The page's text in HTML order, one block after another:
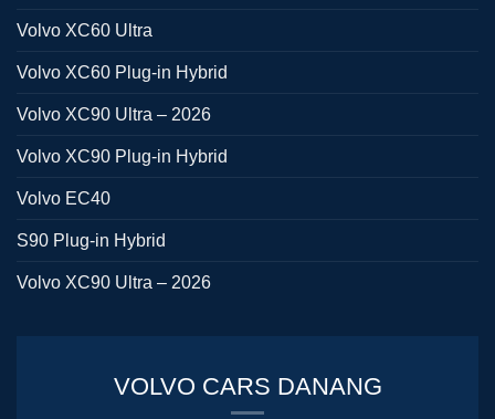
Volvo XC60 Ultra
Volvo XC60 Plug-in Hybrid
Volvo XC90 Ultra – 2026
Volvo XC90 Plug-in Hybrid
Volvo EC40
S90 Plug-in Hybrid
Volvo XC90 Ultra – 2026
VOLVO CARS DANANG